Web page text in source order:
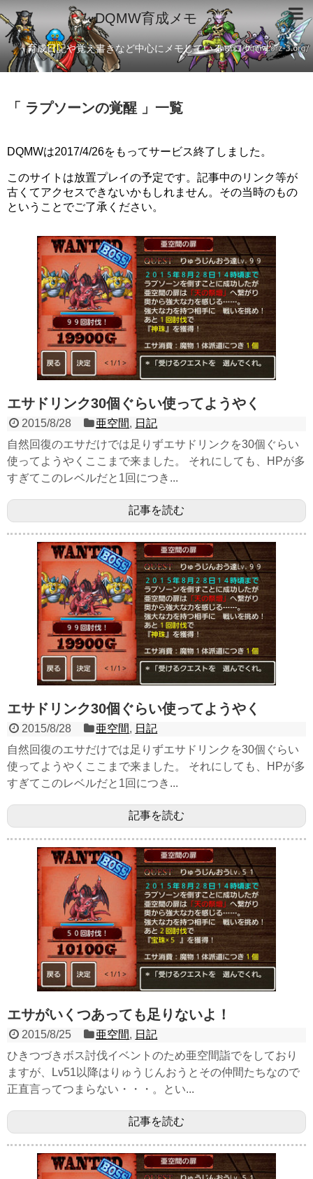
DQMW育成メモ
育成日記や覚え書きなど中心にメモしているブログです
「 ラプソーンの覚醒 」一覧
DQMWは2017/4/26をもってサービス終了しました。
このサイトは放置プレイの予定です。記事中のリンク等が
古くてアクセスできないかもしれません。その当時のもの
ということでご了承ください。
エサドリンク30個ぐらい使ってようやく
2015/8/28 亜空間, 日記
自然回復のエサだけでは足りずエサドリンクを30個ぐらい
使ってようやくここまで来ました。 それにしても、HPが多
すぎてこのレベルだと1回につき...
記事を読む
エサドリンク30個ぐらい使ってようやく
2015/8/28 亜空間, 日記
自然回復のエサだけでは足りずエサドリンクを30個ぐらい
使ってようやくここまで来ました。 それにしても、HPが多
すぎてこのレベルだと1回につき...
記事を読む
エサがいくつあっても足りないよ！
2015/8/25 亜空間, 日記
ひきつづきボス討伐イベントのため亜空間詣でをしており
ますが、Lv51以降はりゅうじんおうとその仲間たちなので
正直言ってつまらない・・・。とい...
記事を読む